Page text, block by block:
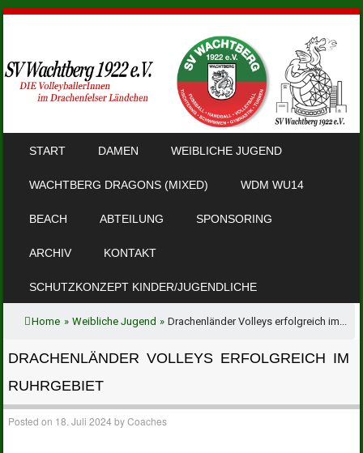
MENU
SKIP TO CONTENT
START DAMEN WEIBLICHE JUGEND
WACHTBERG DRAGONS (MIXED) WDM WU14
BEACH ABTEILUNG SPONSORING
ARCHIV KONTAKT
SCHUTZKONZEPT KINDER/JUGENDLICHE
Home » Weibliche Jugend » Drachenländer Volleys erfolgreich im...
DRACHENLÄNDER VOLLEYS ERFOLGREICH IM
RUHRGEBIET
Posted on 18. Juli 2024 byCoaches